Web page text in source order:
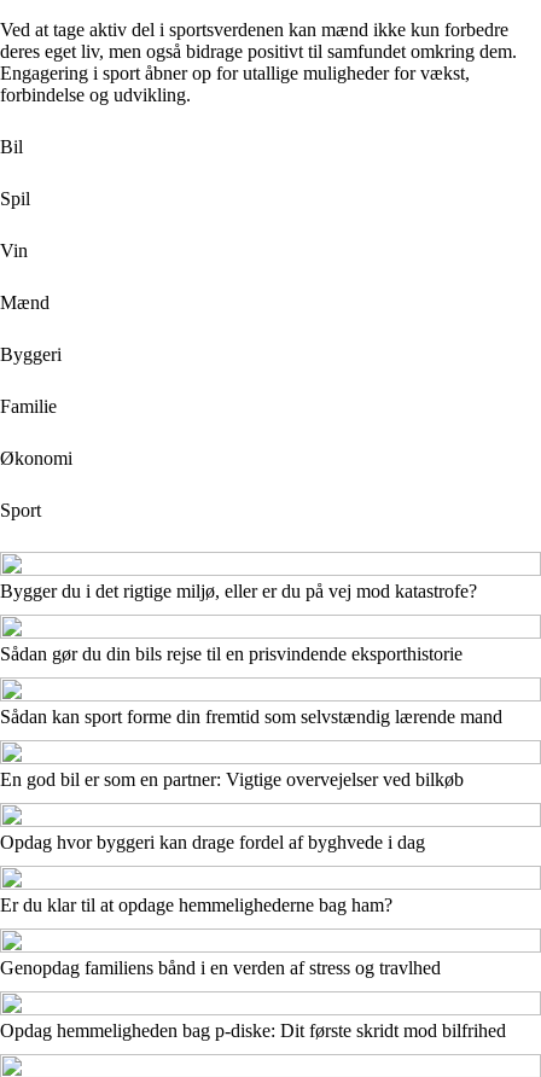
Ved at tage aktiv del i sportsverdenen kan mænd ikke kun forbedre
deres eget liv, men også bidrage positivt til samfundet omkring dem.
Engagering i sport åbner op for utallige muligheder for vækst,
forbindelse og udvikling.
Bil
Spil
Vin
Mænd
Byggeri
Familie
Økonomi
Sport
Bygger du i det rigtige miljø, eller er du på vej mod katastrofe?
Sådan gør du din bils rejse til en prisvindende eksporthistorie
Sådan kan sport forme din fremtid som selvstændig lærende mand
En god bil er som en partner: Vigtige overvejelser ved bilkøb
Opdag hvor byggeri kan drage fordel af byghvede i dag
Er du klar til at opdage hemmelighederne bag ham?
Genopdag familiens bånd i en verden af stress og travlhed
Opdag hemmeligheden bag p-diske: Dit første skridt mod bilfrihed